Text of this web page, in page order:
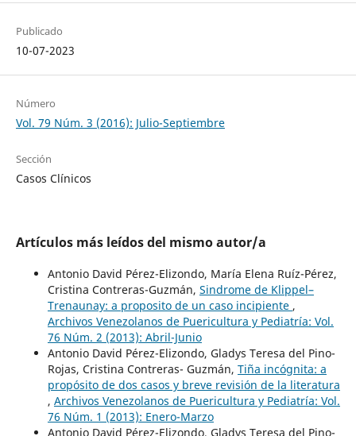
Publicado
10-07-2023
Número
Vol. 79 Núm. 3 (2016): Julio-Septiembre
Sección
Casos Clínicos
Artículos más leídos del mismo autor/a
Antonio David Pérez-Elizondo, María Elena Ruíz-Pérez,
Cristina Contreras-Guzmán, Sindrome de Klippel–
Trenaunay: a proposito de un caso incipiente ,
Archivos Venezolanos de Puericultura y Pediatría: Vol.
76 Núm. 2 (2013): Abril-Junio
Antonio David Pérez-Elizondo, Gladys Teresa del Pino-
Rojas, Cristina Contreras- Guzmán, Tiña incógnita: a
propósito de dos casos y breve revisión de la literatura
, Archivos Venezolanos de Puericultura y Pediatría: Vol.
76 Núm. 1 (2013): Enero-Marzo
Antonio David Pérez-Elizondo, Gladys Teresa del Pino-